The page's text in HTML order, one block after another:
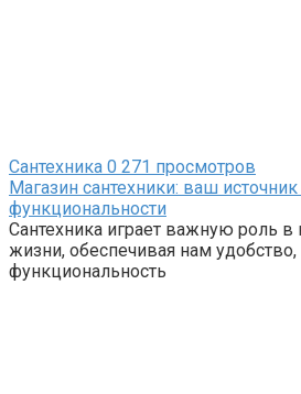
Сантехника 0 271 просмотров
Магазин сантехники: ваш
функциональности
Сантехника играет важную роль
жизни, обеспечивая нам удобство,
функциональность